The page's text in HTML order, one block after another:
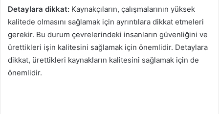
Detaylara dikkat: Kaynakçıların, çalışmalarının yüksek
kalitede olmasını sağlamak için ayrıntılara dikkat etmeleri
gerekir. Bu durum çevrelerindeki insanların güvenliğini ve
ürettikleri işin kalitesini sağlamak için önemlidir. Detaylara
dikkat, ürettikleri kaynakların kalitesini sağlamak için de
önemlidir.